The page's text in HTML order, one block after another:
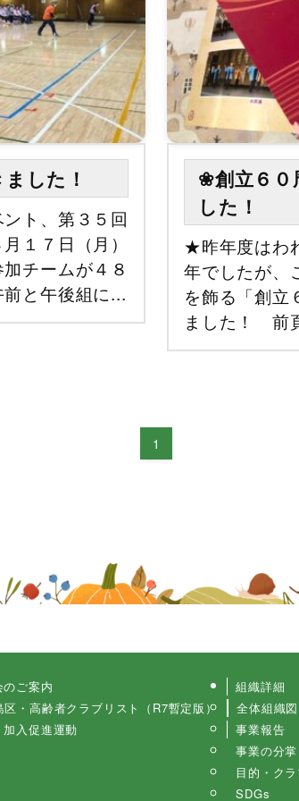
した！
ト、第３５回
１７日（月）
チームが４８
と午後組に...
❀創立６０
した！
★昨年度はわ
年でしたが、
を飾る「創立
ました！ 前
1
のご案内
区・高齢者クラブリスト（R7暫定版）
加入促進運動
組織詳細
全体組織図
事業報告
事業の分掌
目的・ク
SDGs